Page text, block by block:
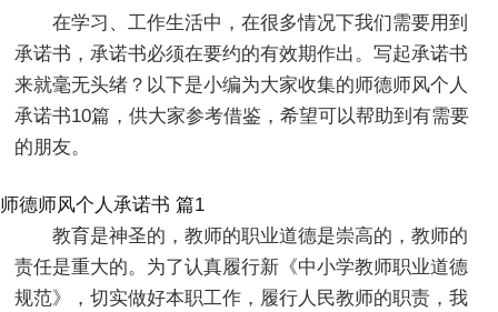
在学习、工作生活中，在很多情况下我们需要用到
承诺书，承诺书必须在要约的有效期作出。写起承诺书
来就毫无头绪？以下是小编为大家收集的师德师风个人
承诺书10篇，供大家参考借鉴，希望可以帮助到有需要
的朋友。
师德师风个人承诺书 篇1
教育是神圣的，教师的职业道德是崇高的，教师的
责任是重大的。为了认真履行新《中小学教师职业道德
规范》，切实做好本职工作，履行人民教师的职责，我